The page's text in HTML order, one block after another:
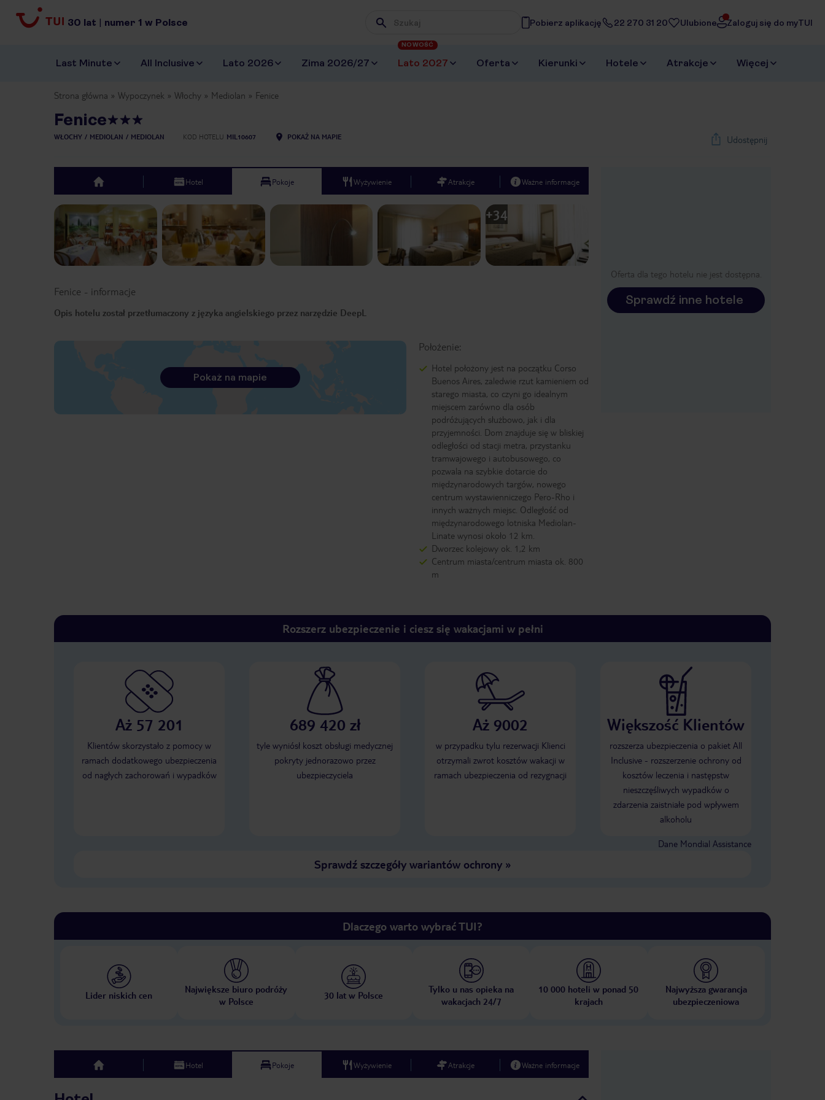
30 lat | numer 1 w Polsce Wpisz frazę, której szukasz
Pobierz aplikację 22 270 31 20 Ulubione Zaloguj się do myTUI
Last Minute All Inclusive Lato 2026 Zima 2026/27 Lato 2027
NOWOŚĆ
Oferta Kierunki Hotele Atrakcje Więcej
Strona główna Wypoczynek Włochy Mediolan Fenice
Fenice
WŁOCHY MEDIOLAN MEDIOLAN KOD HOTELU MIL10607 POKAŻ NA MAPIE Udostępnij
Oferta dla tego hotelu nie jest dostępna.
Sprawdź inne hotele
top Hotel Pokoje Wyżywienie Atrakcje Ważne informacje
Previous slide
1 /40
+34
Fenice - informacje
Opis hotelu został przetłumaczony z języka angielskiego przez narzędzie DeepL
Położenie:
Hotel położony jest na początku Corso
Buenos Aires, zaledwie rzut kamieniem od
starego miasta, co czyni go idealnym
miejscem zarówno dla osób
podróżujących służbowo, jak i dla
przyjemności. Dom znajduje się w bliskiej
odległości od stacji metra, przystanku
tramwajowego i autobusowego, co
pozwala na szybkie dotarcie do
międzynarodowych targów, nowego
centrum wystawienniczego Pero-Rho i
innych ważnych miejsc. Odległość od
międzynarodowego lotniska Mediolan-
Linate wynosi około 12 km.
Dworzec kolejowy ok. 1,2 km
Centrum miasta/centrum miasta ok. 800
m
Pokaż na mapie
Rozszerz ubezpieczenie i ciesz się wakacjami w pełni
Aż 57 201
Klientów skorzystało z pomocy w
ramach dodatkowego ubezpieczenia
od nagłych zachorowań i wypadków
689 420 zł
tyle wyniósł koszt obsługi medycznej
pokryty jednorazowo przez
ubezpieczyciela
Aż 9002
w przypadku tylu rezerwacji Klienci
otrzymali zwrot kosztów wakacji w
ramach ubezpieczenia od rezygnacji
Większość Klientów
rozszerza ubezpieczenia o pakiet All
Inclusive - rozszerzenie ochrony od
kosztów leczenia i następstw
nieszczęśliwych wypadków o
zdarzenia zaistniałe pod wpływem
alkoholu
Dane Mondial Assistance
Sprawdź szczegóły wariantów ochrony»
Dlaczego warto wybrać TUI?
Lider niskich cen
Największe biuro podróży
w Polsce
30 lat w Polsce
Tylko u nas opieka na
wakacjach 24/7
10 000 hoteli w ponad 50
krajach
Najwyższa gwarancja
ubezpieczeniowa
top Hotel Pokoje Wyżywienie Atrakcje Ważne informacje